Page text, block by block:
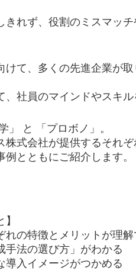
きれず、役割のミスマッ
けて、多くの先進企業が
社員のマインドやスキル
」 と 「プロボノ」。
株式会社が提供するそれ
とともにご紹介します。
れの特徴とメリットが理解
手法の選び方」がわかる
導入イメージがつかめる